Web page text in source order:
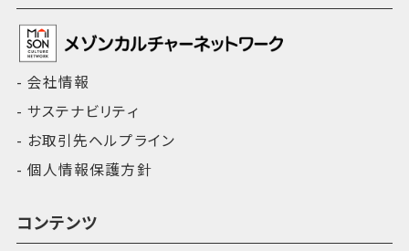
会社情報
サステナビリティ
お取引先ヘルプライン
個人情報保護方針
コンテンツ